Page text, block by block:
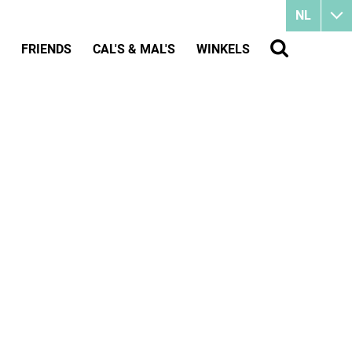
NL
FRIENDS CAL'S & MAL'S WINKELS